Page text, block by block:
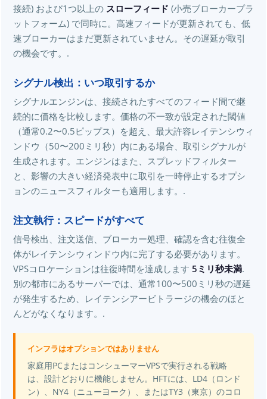
接続) および1つ以上の スローフィード (小売ブローカープラ
ットフォーム) で同時に。高速フィードが更新されても、低
速ブローカーはまだ更新されていません。その遅延が取引
の機会です。.
シグナル検出：いつ取引するか
シグナルエンジンは、接続されたすべてのフィード間で継
続的に価格を比較します。価格の不一致が設定された閾値
（通常0.2〜0.5ピップス）を超え、最大許容レイテンシウィ
ンドウ（50〜200ミリ秒）内にある場合、取引シグナルが
生成されます。エンジンはまた、スプレッドフィルター
と、影響の大きい経済発表中に取引を一時停止するオプシ
ョンのニュースフィルターも適用します。.
注文執行：スピードがすべて
信号検出、注文送信、ブローカー処理、確認を含む往復全
体がレイテンシウィンドウ内に完了する必要があります。
VPSコロケーションは往復時間を達成します 5ミリ秒未満.
別の都市にあるサーバーでは、通常100〜500ミリ秒の遅延
が発生するため、レイテンシアービトラージの機会のほと
んどがなくなります。.
インフラはオプションではありません
家庭用PCまたはコンシューマーVPSで実行される戦略
は、設計どおりに機能しません。HFTには、LD4（ロンド
ン）、NY4（ニューヨーク）、またはTY3（東京）のコロ